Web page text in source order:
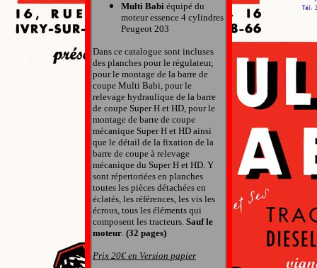
Multi Babi équipé du
moteur essence 4 cylindres
Peugeot 203
Dans ce catalogue sont incluses
des planches pour le régulateur,
pour le montage de la barre de
coupe Multi Babi, pour le
relevage hydraulique de la barre
de coupe Super H et HD, pour le
montage de barre de coupe
mécanique Super H et HD ainsi
que le détail de la fixation de la
barre de coupe à relevage
mécanique du Super H et HD. Y
sont répertoriées en planches
toutes les pièces détachées en
éclatés, les références, les vis les
écrous, tous les éléments qui
composent les tracteurs. Sauf le
moteur. (32 pages)
Prix 20€ en Version papier